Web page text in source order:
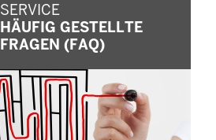
SERVICE
HÄUFIG GESTELLTE
FRAGEN (FAQ)